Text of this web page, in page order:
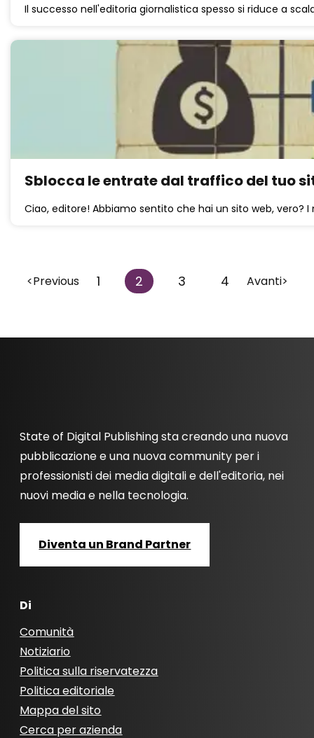
Il successo nell'editoria giornalistica spesso si riduce a
Sblocca le entrate dal traffico del tuo
Ciao, editore! Abbiamo sentito che hai un sito web, vero? I
<Previous 1 2 3 4 Avanti>
State of Digital Publishing sta creando una nuova
pubblicazione e una nuova community per i
professionisti dei media digitali e dell'editoria, nei
nuovi media e nella tecnologia.
Diventa un Brand Partner
Di
Comunità
Notiziario
Politica sulla riservatezza
Politica editoriale
Mappa del sito
Cerca per azienda